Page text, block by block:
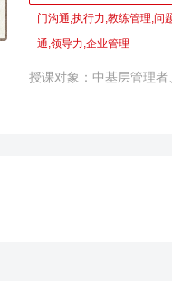
借鉴的绝招！ 本课程就
用的管理动作为蓝本，
用，用之见效的管理工
门沟通,执行力,教练管理,问
通,领导力,企业管理
授课对象：中基层管理者